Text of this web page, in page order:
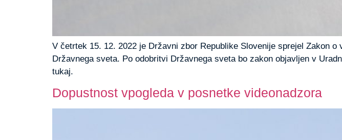
V četrtek 15. 12. 2022 je Državni zbor Republike Slovenije sprejel Zakon
Državnega sveta. Po odobritvi Državnega sveta bo zakon objavljen v
tukaj.
Dopustnost vpogleda v posnetke videonadzora